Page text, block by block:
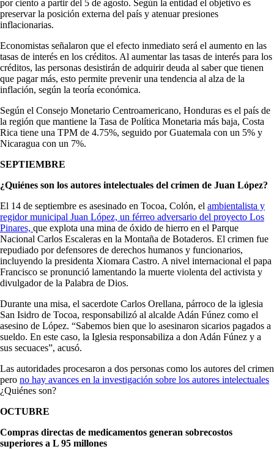
por ciento a partir del 5 de agosto. Según la entidad el objetivo es
preservar la posición externa del país y atenuar presiones
inflacionarias.
Economistas señalaron que el efecto inmediato será el aumento en las
tasas de interés en los créditos. Al aumentar las tasas de interés para los
créditos, las personas desistirán de adquirir deuda al saber que tienen
que pagar más, esto permite prevenir una tendencia al alza de la
inflación, según la teoría económica.
Según el Consejo Monetario Centroamericano, Honduras es el país de
la región que mantiene la Tasa de Política Monetaria más baja, Costa
Rica tiene una TPM de 4.75%, seguido por Guatemala con un 5% y
Nicaragua con un 7%.
SEPTIEMBRE
¿Quiénes son los autores intelectuales del crimen de Juan López?
El 14 de septiembre es asesinado en Tocoa, Colón, el ambientalista y
regidor municipal Juan López, un férreo adversario del proyecto Los
Pinares, que explota una mina de óxido de hierro en el Parque
Nacional Carlos Escaleras en la Montaña de Botaderos. El crimen fue
repudiado por defensores de derechos humanos y funcionarios,
incluyendo la presidenta Xiomara Castro. A nivel internacional el papa
Francisco se pronunció lamentando la muerte violenta del activista y
divulgador de la Palabra de Dios.
Durante una misa, el sacerdote Carlos Orellana, párroco de la iglesia
San Isidro de Tocoa, responsabilizó al alcalde Adán Fúnez como el
asesino de López. “Sabemos bien que lo asesinaron sicarios pagados a
sueldo. En este caso, la Iglesia responsabiliza a don Adán Fúnez y a
sus secuaces”, acusó.
Las autoridades procesaron a dos personas como los autores del crimen
pero no hay avances en la investigación sobre los autores intelectuales
¿Quiénes son?
OCTUBRE
Compras directas de medicamentos generan sobrecostos
superiores a L 95 millones